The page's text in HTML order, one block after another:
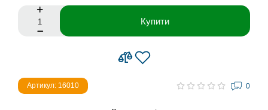
Купити
Артикул: 16010 0